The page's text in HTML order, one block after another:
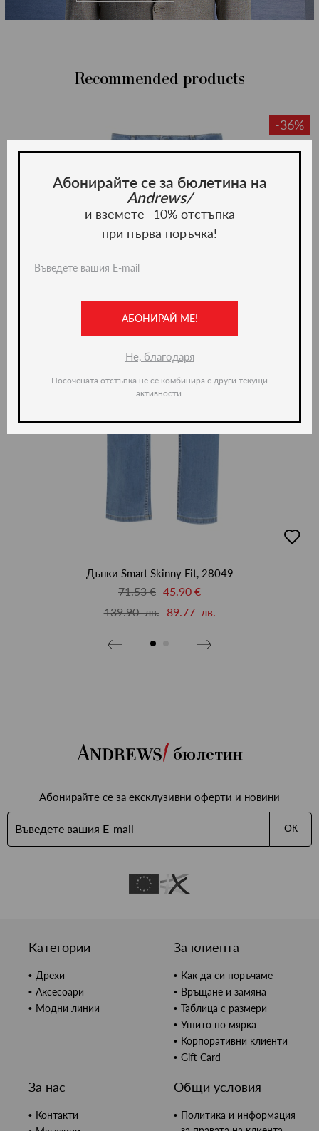
Recommended products
-36%
в
Дънки Smart Skinny Fit, 28049
71.53 € 45.90 €
139.90 лв.
89.77 лв.
бюлетин
Абонирайте се за ексклузивни оферти и новини
ОК
Категории
Дрехи
Аксесоари
Модни линии
За клиента
Как да си поръчаме
Връщане и замяна
Таблица с размери
Ушито по мярка
Корпоративни клиенти
Gift Card
За нас
Контакти
Общи условия
Политика и информация
Абонирайте се за бюлетина на
Andrews/
и вземете -10% отстъпка
при първа поръчка!
АБОНИРАЙ МЕ!
Не, благодаря
Посочената отстъпка не се комбинира с други текущи
активности.